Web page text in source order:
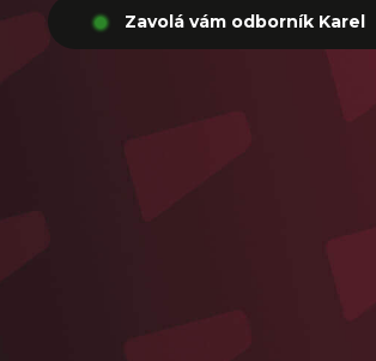
Zavolá vám odborník Karel